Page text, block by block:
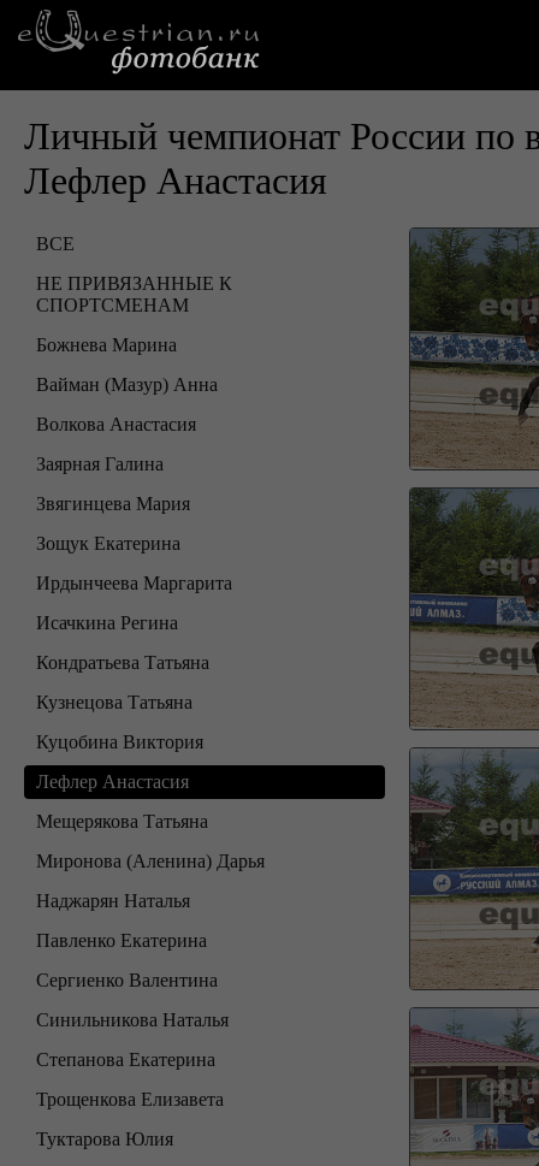
Личный чемпионат России по
Лефлер Анастасия
ВСЕ
НЕ ПРИВЯЗАННЫЕ К
СПОРТСМЕНАМ
Божнева Марина
Вайман (Мазур) Анна
Волкова Анастасия
Заярная Галина
Звягинцева Мария
Зощук Екатерина
Ирдынчеева Маргарита
Исачкина Регина
Кондратьева Татьяна
Кузнецова Татьяна
Куцобина Виктория
Лефлер Анастасия
Мещерякова Татьяна
Миронова (Аленина) Дарья
Наджарян Наталья
Павленко Екатерина
Сергиенко Валентина
Синильникова Наталья
Степанова Екатерина
Трощенкова Елизавета
Туктарова Юлия